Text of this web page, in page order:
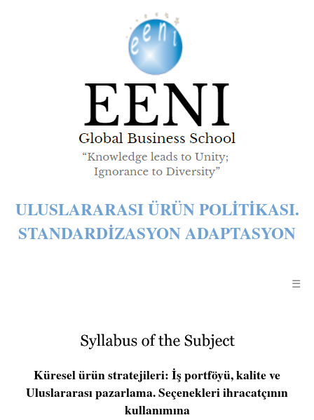
ULUSLARARASI ÜRÜN POLITIKASI.
STANDARDIZASYON ADAPTASYON
☰
Küresel ürün stratejileri: İş portföyü, kalite ve
Uluslararası pazarlama. Seçenekleri ihracatçının
kullanımına